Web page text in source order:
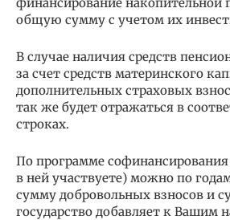
общую сумму с учетом их
В случае наличия средств
за счет средств материнского
дополнительных страховых
так же будет отражаться в
строках.
По программе
в ней участвуете) можно по
сумму добровольных взносов и
государство добавляет к Вашим